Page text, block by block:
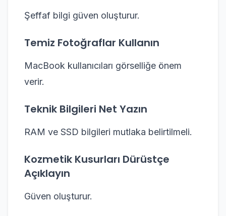
Şeffaf bilgi güven oluşturur.
Temiz Fotoğraflar Kullanın
MacBook kullanıcıları görselliğe önem
verir.
Teknik Bilgileri Net Yazın
RAM ve SSD bilgileri mutlaka belirtilmeli.
Kozmetik Kusurları Dürüstçe
Açıklayın
Güven oluşturur.